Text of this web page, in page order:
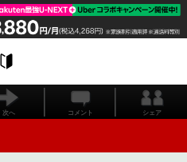
次へ コメント シェア